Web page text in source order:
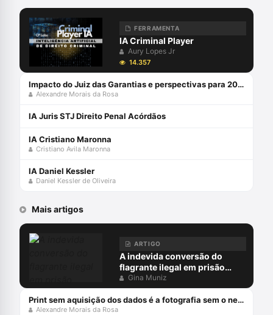
FERRAMENTA
IA Criminal Player
Aury Lopes Jr
14.357
Impacto do Juiz das Garantias e perspectivas para 2024 com Alexandre Morais da Rosa e Aury Lopes Jr
Alexandre Morais da Rosa
IA Juris STJ Direito Penal Acórdãos
IA Cristiano Maronna
Cristiano Avila Maronna
IA Daniel Kessler
Daniel Kessler de Oliveira
Mais artigos
ARTIGO
A indevida conversão do
flagrante ilegal em prisão
preventiva
Gina Muniz
Print sem aquisição dos dados é a fotografia sem o negativo
Alexandre Morais da Rosa